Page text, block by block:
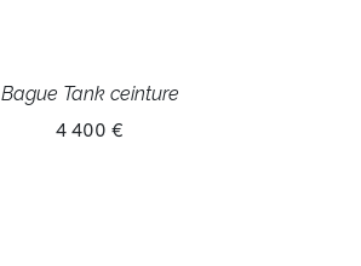
Bague Tank ceinture
4 400 €